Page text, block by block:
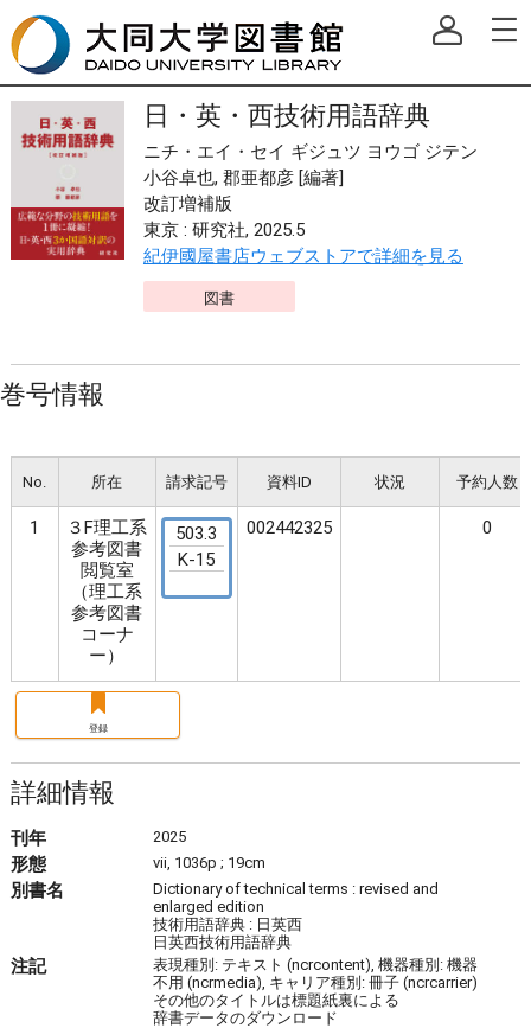
日・英・西技術用語辞典
ニチ・エイ・セイ ギジュツ ヨウゴ ジテン
小谷卓也, 郡亜都彦 [編著]
改訂増補版
東京 : 研究社, 2025.5
紀伊國屋書店ウェブストアで詳細を見る
図書
巻号情報
No. 所在 請求記号 資料ID 状況 予約人数
1
３F理工系
参考図書
閲覧室
（理工系
参考図書
コーナ
ー）
503.3
K-15
002442325 0
登録
詳細情報
刊年 2025
形態 vii, 1036p ; 19cm
別書名
Dictionary of technical terms : revised and
enlarged edition
技術用語辞典 : 日英西
日英西技術用語辞典
注記
表現種別: テキスト (ncrcontent), 機器種別: 機器
不用 (ncrmedia), キャリア種別: 冊子 (ncrcarrier)
その他のタイトルは標題紙裏による
辞書データのダウンロード